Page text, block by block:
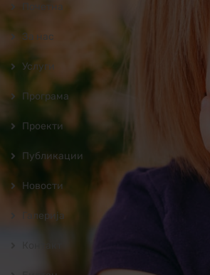
Почетна
За нас
Услуги
Програмa
Проекти
Публикации
Новости
Галерија